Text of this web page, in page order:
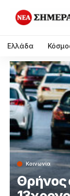
Ελλάδα
Κοινωνία
Θρήνος